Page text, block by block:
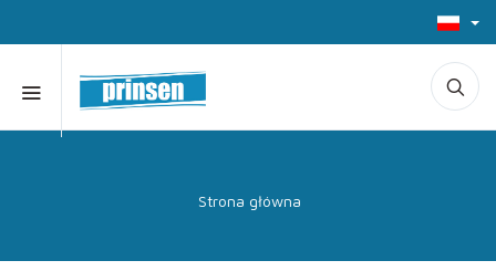
Strona główna